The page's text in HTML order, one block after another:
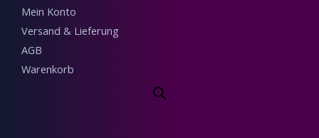
Mein Konto
Versand & Lieferung
AGB
Warenkorb